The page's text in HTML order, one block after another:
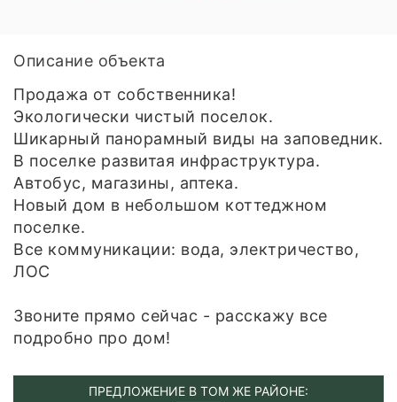
Описание объекта
Продажа от собственника!
Экологически чистый поселок.
Шикарный панорамный виды на заповедник.
В поселке развитая инфраструктура.
Автобус, магазины, аптека.
Новый дом в небольшом коттеджном
поселке.
Все коммуникации: вода, электричество,
ЛОС
Звоните прямо сейчас - расскажу все
подробно про дом!
ПРЕДЛОЖЕНИЕ В ТОМ ЖЕ РАЙОНЕ: